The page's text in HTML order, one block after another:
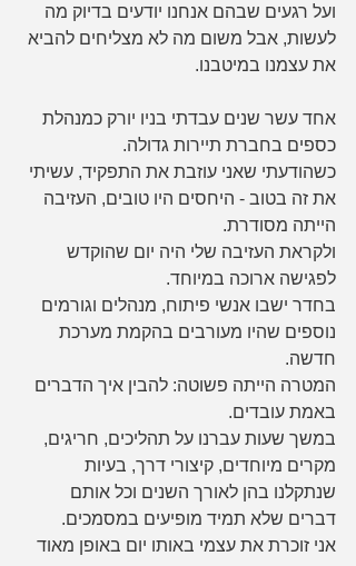
ועל רגעים שבהם אנחנו יודעים בדיוק מה
לעשות, אבל משום מה לא מצליחים להביא
את עצמנו במיטבנו.
אחד עשר שנים עבדתי בניו יורק כמנהלת
כספים בחברת תיירות גדולה.
כשהודעתי שאני עוזבת את התפקיד, עשיתי
את זה בטוב - היחסים היו טובים, העזיבה
הייתה מסודרת.
ולקראת העזיבה שלי היה יום שהוקדש
לפגישה ארוכה במיוחד.
בחדר ישבו אנשי פיתוח, מנהלים וגורמים
נוספים שהיו מעורבים בהקמת מערכת
חדשה.
המטרה הייתה פשוטה: להבין איך הדברים
באמת עובדים.
במשך שעות עברנו על תהליכים, חריגים,
מקרים מיוחדים, קיצורי דרך, בעיות
שנתקלנו בהן לאורך השנים וכל אותם
דברים שלא תמיד מופיעים במסמכים.
אני זוכרת את עצמי באותו יום באופן מאוד